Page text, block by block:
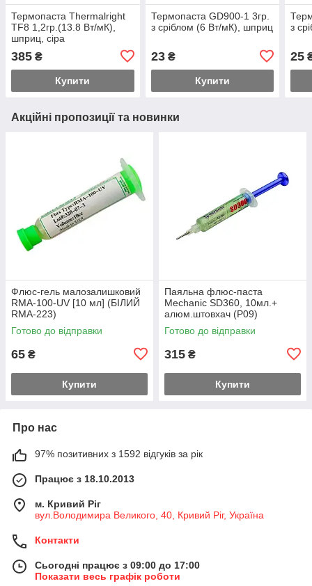
Термопаста Thermalright
TF8 1,2гр.(13.8 Вт/мК),
шприц, сіра
385 ₴
Купити
Термопаста GD900-1 3гр.
з сріблом (6 Вт/мК), шприц
23₴
Купити
з
25
Акційні пропозиції та новинки
Флюс-гель малозалишковий
RMA-100-UV [10 мл] (БІЛИЙ
RMA-223)
Готово до відправки
65 ₴
Купити
Паяльна флюс-паста
Mechanic SD360, 10мл.+
алюм.штовхач (Р09)
Готово до відправки
315 ₴
Купити
Про нас
97% позитивних з 1592 відгуків за рік
Працює з 18.10.2013
м. Кривий Ріг
вул.Володимира Великого, 40, Кривий Ріг, Україна
Контакти
Сьогодні працює з 09:00 до 17:00
Показати весь графік роботи